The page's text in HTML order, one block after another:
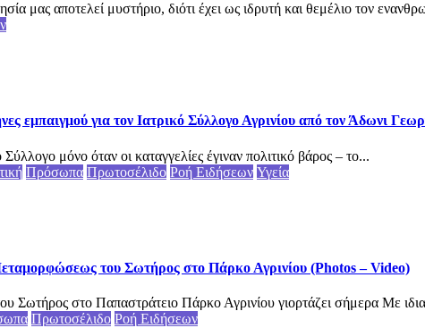
μας αποτελεί μυστήριο, διότι έχει ως ιδρυτή και θεμέλιο τον
εμπαιγμού για τον Ιατρικό Σύλλογο Αγρινίου από τον Άδωνι
μόνο όταν οι καταγγελίες έγιναν πολιτικό βάρος – το...
Πρόσωπα Πρωτοσέλιδο Ροή Ειδήσεων Υγεία
του Σωτήρος στο Πάρκο Αγρινίου (Photos – Video)
Σωτήρος στο Παπαστράτειο Πάρκο Αγρινίου γιορτάζει σήμερα Με
Πρωτοσέλιδο Ροή Ειδήσεων